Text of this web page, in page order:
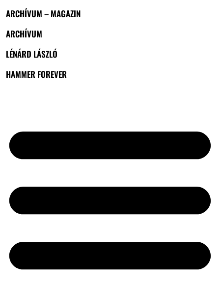
ARCHÍVUM – MAGAZIN
ARCHÍVUM
LÉNÁRD LÁSZLÓ
HAMMER FOREVER